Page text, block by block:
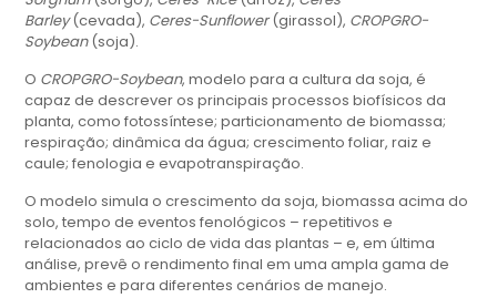
Barley(cevada), Ceres-Sunflower(girassol), CROPGRO-
Soybean(soja).
O CROPGRO-Soybean, modelo para a cultura da soja, é
capaz de descrever os principais processos biofísicos da
planta, como fotossíntese; particionamento de biomassa;
respiração; dinâmica da água; crescimento foliar, raiz e
caule; fenologia e evapotranspiração.
O modelo simula o crescimento da soja, biomassa acima do
solo, tempo de eventos fenológicos – repetitivos e
relacionados ao ciclo de vida das plantas – e, em última
análise, prevê o rendimento final em uma ampla gama de
ambientes e para diferentes cenários de manejo.